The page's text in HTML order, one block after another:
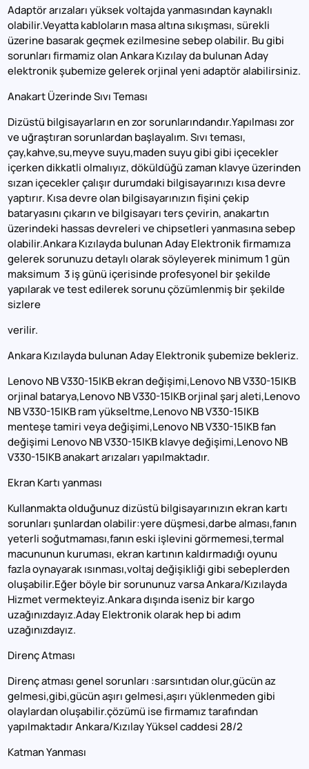
Adaptör arızaları yüksek voltajda yanmasından kaynaklı
olabilir.Veyatta kabloların masa altına sıkışması, sürekli
üzerine basarak geçmek ezilmesine sebep olabilir. Bu gibi
sorunları firmamiz olan Ankara Kızılay da bulunan Aday
elektronik şubemize gelerek orjinal yeni adaptör alabilirsiniz.
Anakart Üzerinde Sıvı Teması
Dizüstü bilgisayarların en zor sorunlarındandır.Yapılması zor
ve uğraştıran sorunlardan başlayalım. Sıvı teması,
çay,kahve,su,meyve suyu,maden suyu gibi gibi içecekler
içerken dikkatli olmalıyız, döküldüğü zaman klavye üzerinden
sızan içecekler çalışır durumdaki bilgisayarınızı kısa devre
yaptırır. Kısa devre olan bilgisayarınızın fişini çekip
bataryasını çıkarın ve bilgisayarı ters çevirin, anakartın
üzerindeki hassas devreleri ve chipsetleri yanmasına sebep
olabilir.Ankara Kızılayda bulunan Aday Elektronik firmamıza
gelerek sorunuzu detaylı olarak söyleyerek minimum 1 gün
maksimum 3 iş günü içerisinde profesyonel bir şekilde
yapılarak ve test edilerek sorunu çözümlenmiş bir şekilde
sizlere
verilir.
Ankara Kızılayda bulunan Aday Elektronik şubemize bekleriz.
Lenovo NB V330-15IKB ekran değişimi,Lenovo NB V330-15IKB
orjinal batarya,Lenovo NB V330-15IKB orjinal şarj aleti,Lenovo
NB V330-15IKB ram yükseltme,Lenovo NB V330-15IKB
menteşe tamiri veya değişimi,Lenovo NB V330-15IKB fan
değişimi Lenovo NB V330-15IKB klavye değişimi,Lenovo NB
V330-15IKB anakart arızaları yapılmaktadır.
Ekran Kartı yanması
Kullanmakta olduğunuz dizüstü bilgisayarınızın ekran kartı
sorunları şunlardan olabilir:yere düşmesi,darbe alması,fanın
yeterli soğutmaması,fanın eski işlevini görmemesi,termal
macununun kuruması, ekran kartının kaldırmadığı oyunu
fazla oynayarak ısınması,voltaj değişikliği gibi sebeplerden
oluşabilir.Eğer böyle bir sorununuz varsa Ankara/Kızılayda
Hizmet vermekteyiz.Ankara dışında iseniz bir kargo
uzağınızdayız.Aday Elektronik olarak hep bi adım
uzağınızdayız.
Direnç Atması
Direnç atması genel sorunları :sarsıntıdan olur,gücün az
gelmesi,gibi,gücün aşırı gelmesi,aşırı yüklenmeden gibi
olaylardan oluşabilir.çözümü ise firmamız tarafından
yapılmaktadır Ankara/Kızılay Yüksel caddesi 28/2
Katman Yanması